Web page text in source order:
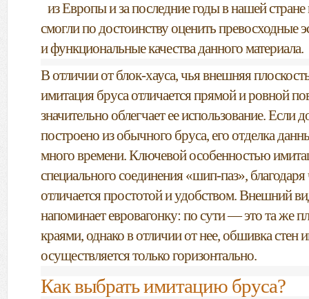
из Европы и за последние годы в нашей
смогли по достоинству оценить превосходные
и функциональные качества данного материала.
В отличии от блок-хауса, чья внешняя
имитация бруса отличается прямой и ровной
значительно облегчает ее использование. Если
построено из обычного бруса, его отделка
много времени. Ключевой особенностью
специального соединения «шип-паз»,
отличается простотой и удобством. Внешний
напоминает евровагонку: по сути — это та же
краями, однако в отличии от нее, обшивка стен
осуществляется только горизонтально.
Как выбрать имитацию бруса?